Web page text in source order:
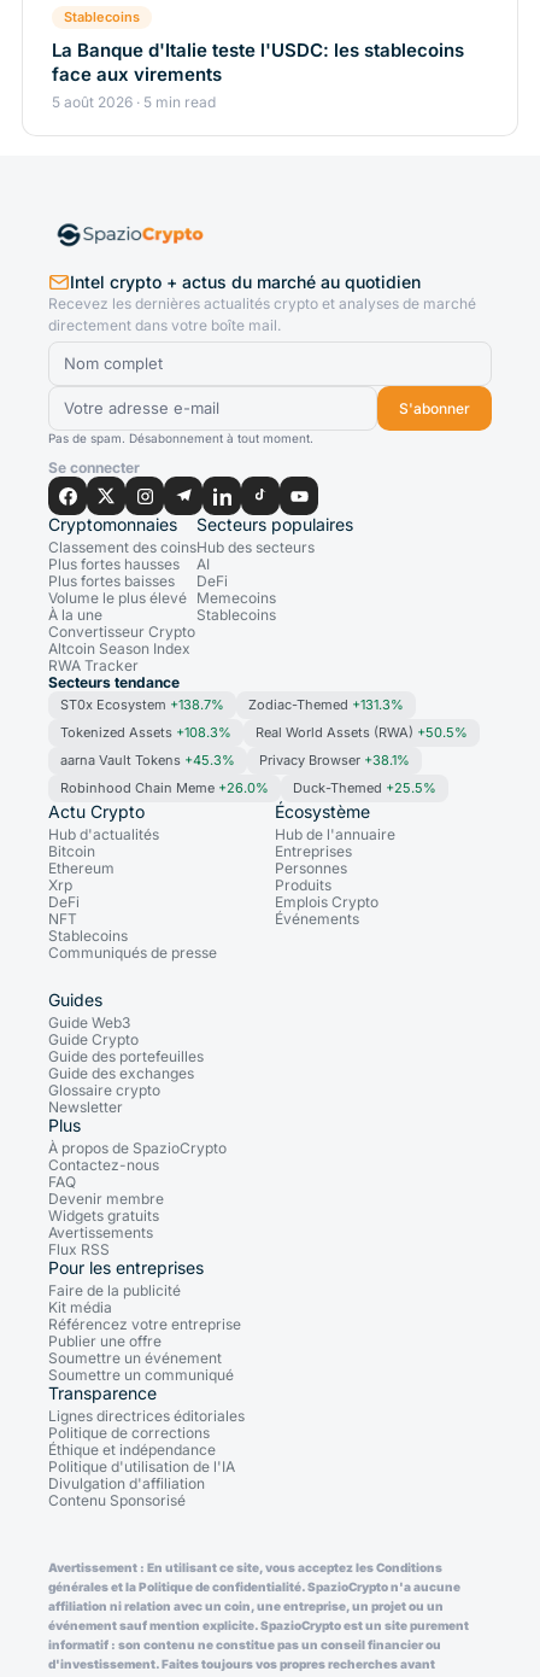
Stablecoins
La Banque d'Italie teste l'USDC: les stablecoins
face aux virements
5 août 2026 · 5 min read
Intel crypto + actus du marché au quotidien
Recevez les dernières actualités crypto et analyses de marché
directement dans votre boîte mail.
S'abonner
Pas de spam. Désabonnement à tout moment.
Se connecter
Cryptomonnaies
Classement des coins
Plus fortes hausses
Plus fortes baisses
Volume le plus élevé
À la une
Convertisseur Crypto
Altcoin Season Index
RWA Tracker
Secteurs populaires
Hub des secteurs
AI
DeFi
Memecoins
Stablecoins
Secteurs tendance
ST0x Ecosystem +138.7% Zodiac-Themed +131.3%
Tokenized Assets +108.3% Real World Assets (RWA) +50.5%
aarna Vault Tokens +45.3% Privacy Browser +38.1%
Robinhood Chain Meme +26.0% Duck-Themed +25.5%
Actu Crypto
Hub d'actualités
Bitcoin
Ethereum
Xrp
DeFi
NFT
Stablecoins
Communiqués de presse
Écosystème
Hub de l'annuaire
Entreprises
Personnes
Produits
Emplois Crypto
Événements
Guides
Guide Web3
Guide Crypto
Guide des portefeuilles
Guide des exchanges
Glossaire crypto
Newsletter
Plus
À propos de SpazioCrypto
Contactez-nous
FAQ
Devenir membre
Widgets gratuits
Avertissements
Flux RSS
Pour les entreprises
Faire de la publicité
Kit média
Référencez votre entreprise
Publier une offre
Soumettre un événement
Soumettre un communiqué
Transparence
Lignes directrices éditoriales
Politique de corrections
Éthique et indépendance
Politique d'utilisation de l'IA
Divulgation d'affiliation
Contenu Sponsorisé
Avertissement : En utilisant ce site, vous acceptez les Conditions
générales et la Politique de confidentialité. SpazioCrypto n'a aucune
affiliation ni relation avec un coin, une entreprise, un projet ou un
événement sauf mention explicite. SpazioCrypto est un site purement
informatif : son contenu ne constitue pas un conseil financier ou
d'investissement. Faites toujours vos propres recherches avant